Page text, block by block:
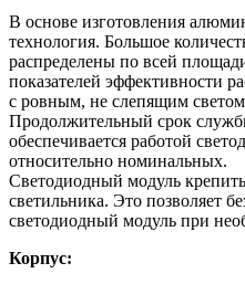
В основе изготовления
технология. Большое
распределены по всей
показателей эффективности
с ровным, не слепящим
Продолжительный срок
обеспечивается работой
относительно номинальных.
Светодиодный модуль
светильника. Это позволяет
светодиодный модуль при
Корпус: